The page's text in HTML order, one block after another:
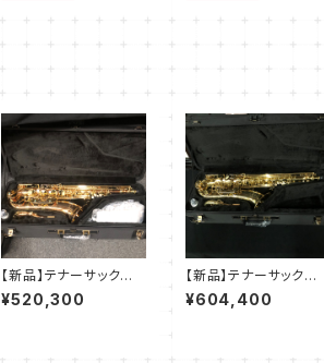
【新品】テナーサック
ス ヤナギサワ T-W
O2
¥520,300
【新品】テナーサック
ス ヤナギサワ T-W
O10
¥604,400